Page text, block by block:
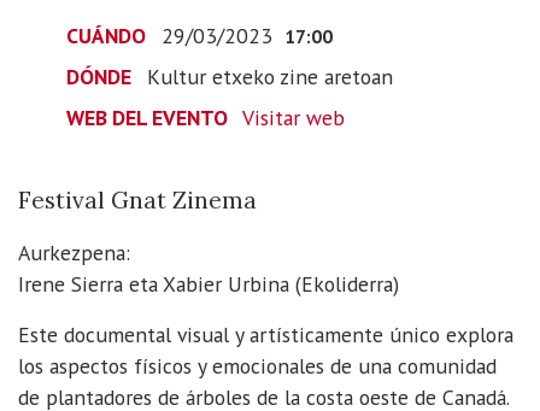
FestivalCUÁNDO 29/03/2023 17:00
DÓNDE
Kultur etxeko zine aretoan
WEB DEL EVENTO Visitar web
Festival Gnat Zinema
Aurkezpena:
Irene Sierra eta Xabier Urbina (Ekoliderra)
Este documental visual y artísticamente único explora
los aspectos físicos y emocionales de una comunidad
de plantadores de árboles de la costa oeste de Canadá.